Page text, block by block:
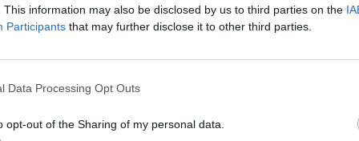
This information may also be disclosed by us to third parties on the
Participants that may further disclose it to other third parties.
Data Processing Opt Outs
opt-out of the Sharing of my personal data.
και μεταφοράς των ειδών
Ειδικότερα, τα είδη που προσφέρονται
οχήματα του Οργανισμού (φορτηγά ψυγεία,
Στήριξης και στις Τράπεζες Ειδών του